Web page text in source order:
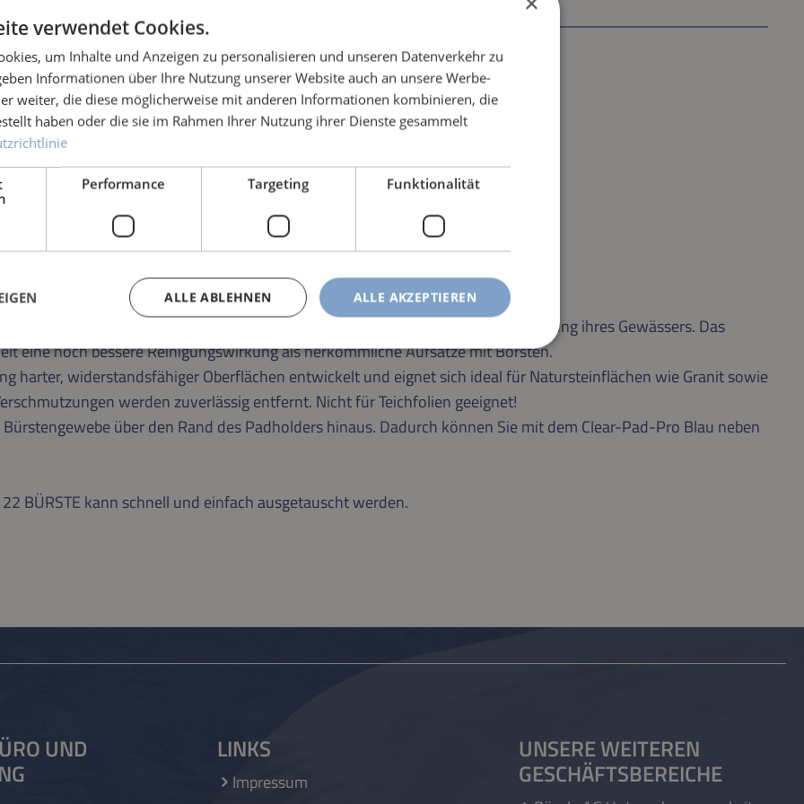
BIBER 22 BÜRSTE erleichtern sich mittlerweile viele Teichbesitzer die Reinigung ihres Gewässers. Das
eine noch bessere Reinigungswirkung als herkömmliche Aufsätze mit Borsten.
harter, widerstandsfähiger Oberflächen entwickelt und eignet sich ideal für Natursteinflächen wie Granit sowie
werden zuverlässig entfernt. Nicht für Teichfolien geeignet!
über den Rand des Padholders hinaus. Dadurch können Sie mit dem Clear-Pad-Pro Blau neben
BÜRSTE kann schnell und einfach ausgetauscht werden.
UND LINKS
Impressum
UNSERE WEITEREN
GESCHÄFTSBEREICHE
verwendet Cookies.
um Inhalte und Anzeigen zu personalisieren und unseren Datenverkehr zu
Informationen über Ihre Nutzung unserer Website auch an unsere Werbe-
weiter, die diese möglicherweise mit anderen Informationen kombinieren, die
haben oder die sie im Rahmen Ihrer Nutzung ihrer Dienste gesammelt
Performance Targeting Funktionalität
ALLE AKZEPTIEREN
ALLE ABLEHNEN